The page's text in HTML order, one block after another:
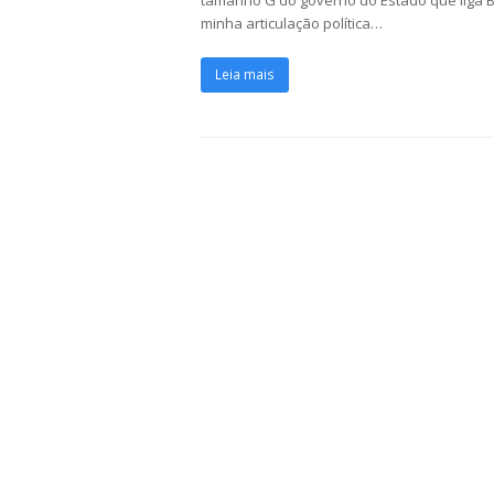
minha articulação política…
Leia mais